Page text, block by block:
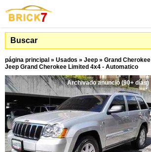
Buscar
página principal » Usados » Jeep » Grand Cherokee
Jeep Grand Cherokee Limited 4x4 - Automatico
Archivado anuncio (90+ días)